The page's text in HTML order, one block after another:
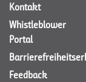
Kontakt
Whistleblower
Portal
Feedback